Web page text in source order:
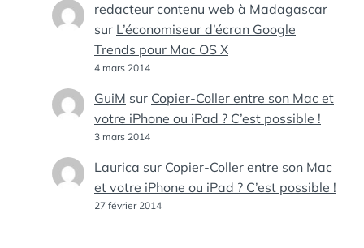
redacteur contenu web à Madagascar
sur L’économiseur d’écran Google
Trends pour Mac OS X
4 mars 2014
GuiM sur Copier-Coller entre son Mac et
votre iPhone ou iPad ? C’est possible !
3 mars 2014
Laurica sur Copier-Coller entre son Mac
et votre iPhone ou iPad ? C’est possible !
27 février 2014